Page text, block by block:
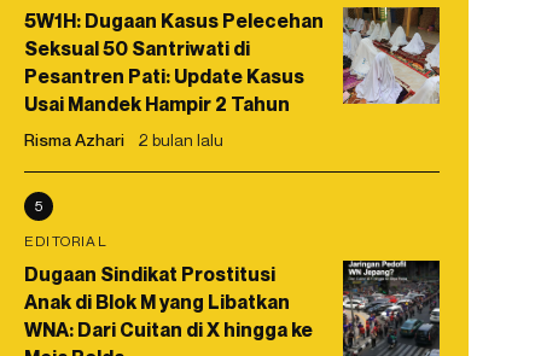
5W1H: Dugaan Kasus Pelecehan
Seksual 50 Santriwati di
Pesantren Pati: Update Kasus
Usai Mandek Hampir 2 Tahun
Risma Azhari 2 bulan lalu
5
EDITORIAL
Dugaan Sindikat Prostitusi
Anak di Blok M yang Libatkan
WNA: Dari Cuitan di X hingga ke